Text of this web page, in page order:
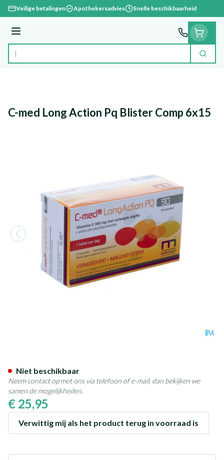
Ga naar de inhoud
Veilige betalingen Apothekersadvies Snelle beschikbaarheid
Menu
Product, merk, categorie... Zoek
C-med Long Action Pq Blister Comp 6x15
€ 25,95
Verwittig mij als het product terug in voorraad is
Niet beschikbaar
Neem contact op met ons via telefoon of e-mail, dan bekijken we
samen de mogelijkheden.